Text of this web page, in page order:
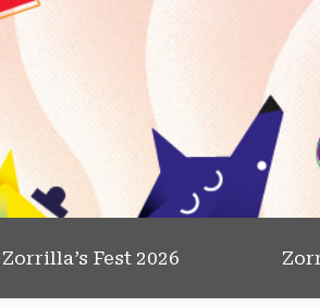
Zorrilla’s Fest 2026